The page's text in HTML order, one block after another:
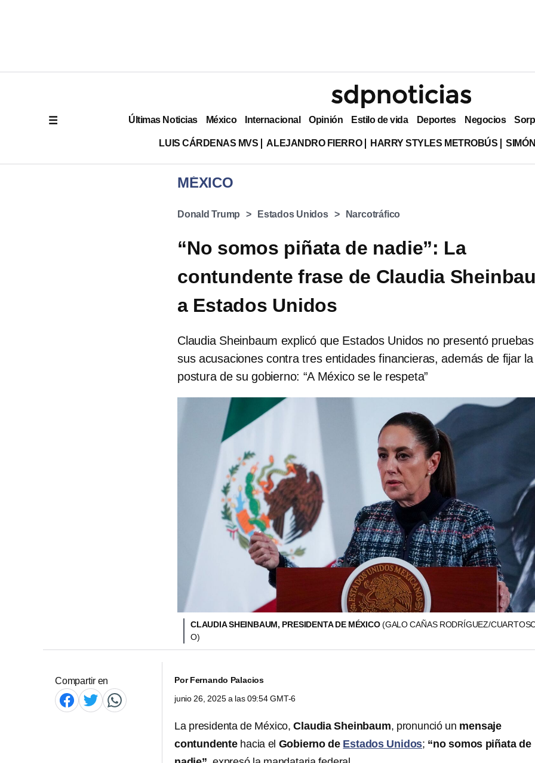
Últimas Noticias México Internacional Opinión Estilo de vida Deportes Negocios
LUIS CÁRDENAS MVS ALEJANDRO FIERRO HARRY STYLES METROBÚS
MÉXICO
Donald Trump Estados Unidos Narcotráfico
“No somos piñata de nadie”: La
contundente frase de Claudia
a Estados Unidos
Claudia Sheinbaum explicó que Estados Unidos no presentó
sus acusaciones contra tres entidades financieras, además de fijar la
postura de su gobierno: “A México se le respeta”
CLAUDIA SHEINBAUM, PRESIDENTA DE MÉXICO(GALO CAÑAS RODRÍGUEZ/
O)
Compartir en PorFernando Palacios
junio 26, 2025 a las 09:54 GMT-6
La presidenta de México,Claudia Sheinbaum, pronunció un mensaje
contundentehacia el Gobierno de Estados Unidos; “no somos piñata de